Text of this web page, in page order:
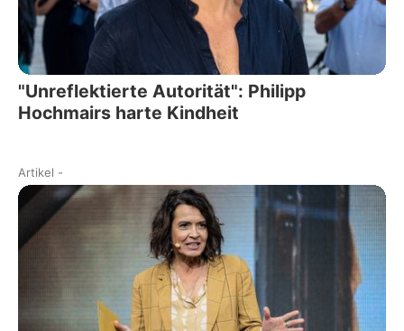
"Unreflektierte Autorität": Philipp
Hochmairs harte Kindheit
Artikel -